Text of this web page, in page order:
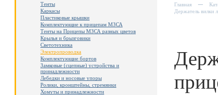
Тенты
Каркасы
Пластиковые крышки
Комплектующие к прицепам МЗСА
Тенты на Прицепы МЗСА разных цветов
Крылья и брызговики
Светотехника
Электропроводка
Комплектующие бортов
Замковые (сцепные) устройства и
принадлежности
Лебедки и носовые упоры
Ролики, кронштейны, стремянки
Хомуты и принадлежности
Главная
Держатель вилки